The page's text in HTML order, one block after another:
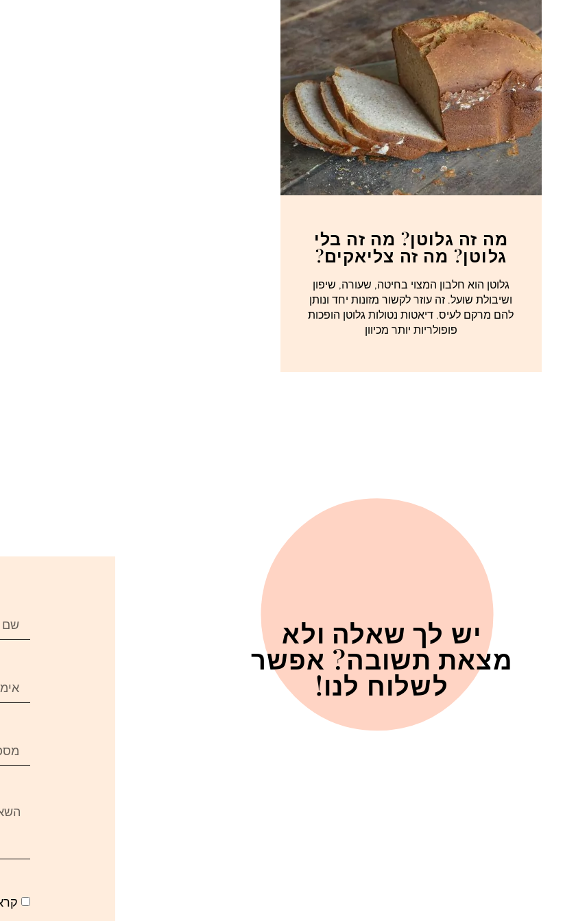
מה זה גלוטן? מה זה בלי
גלוטן? מה זה צליאקים?
גלוטן הוא חלבון המצוי בחיטה, שעורה, שיפון
ושיבולת שועל. זה עוזר לקשור מזונות יחד ונותן
להם מרקם לעיס. דיאטות נטולות גלוטן הופכות
פופולריות יותר מכיוון
יש לך שאלה ולא
מצאת תשובה? אפשר
לשלוח לנו!